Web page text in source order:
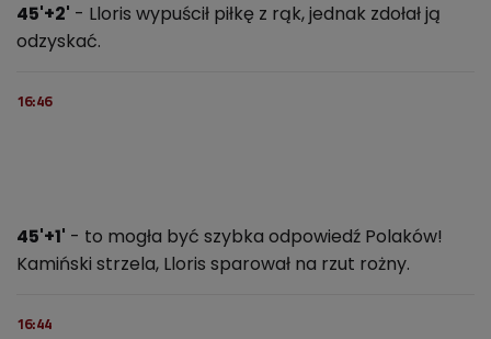
45'+2' - Lloris wypuścił piłkę z rąk, jednak zdołał ją
odzyskać.
16:46
45'+1' - to mogła być szybka odpowiedź Polaków!
Kamiński strzela, Lloris sparował na rzut rożny.
16:44